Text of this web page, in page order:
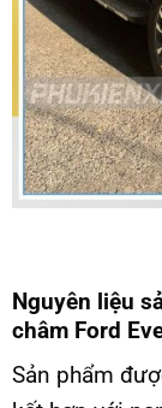
Nguyên liệu
châm Ford
Sản phẩm